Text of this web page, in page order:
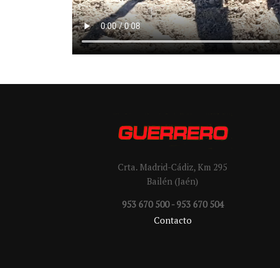
Crta. Madrid-Cádiz, Km 295
Bailén (Jaén)
953 670 500 - 953 670 504
Contacto